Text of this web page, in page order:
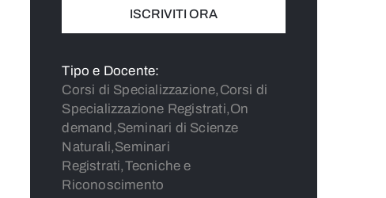
ISCRIVITI ORA
Tipo e Docente:
Corsi di Specializzazione,Corsi di
Specializzazione Registrati,On
demand,Seminari di Scienze
Naturali,Seminari
Registrati,Tecniche e
Riconoscimento